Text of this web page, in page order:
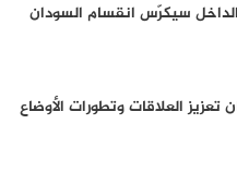
سيكرّس انقسام السودان
تعزيز العلاقات وتطورات الأوضاع